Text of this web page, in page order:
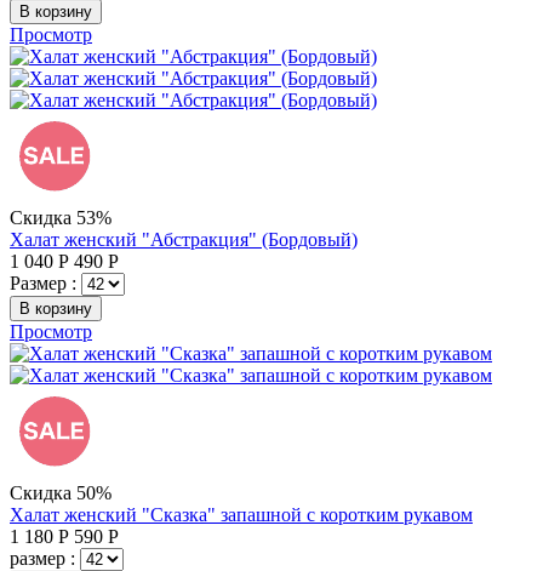
В корзину
Просмотр
Скидка 53%
Халат женский "Абстракция" (Бордовый)
1 040 Р 490 Р
Размер :
В корзину
Просмотр
Скидка 50%
Халат женский "Сказка" запашной с коротким рукавом
1 180 Р 590 Р
размер :